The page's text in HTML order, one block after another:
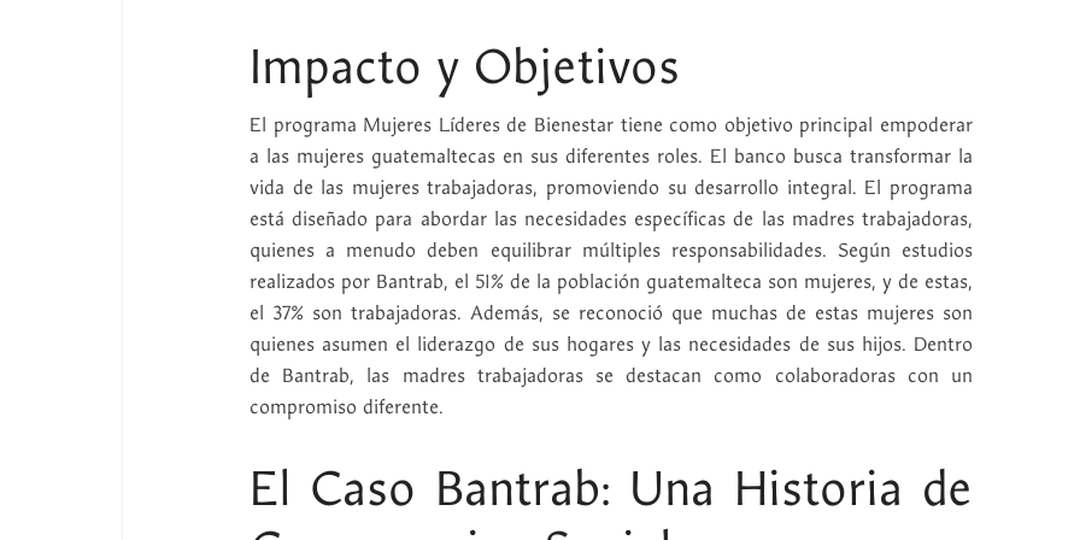
Impacto y Objetivos
El programa Mujeres Líderes de Bienestar tiene como objetivo principal empoderar
a las mujeres guatemaltecas en sus diferentes roles. El banco busca transformar la
vida de las mujeres trabajadoras, promoviendo su desarrollo integral. El programa
está diseñado para abordar las necesidades específicas de las madres trabajadoras,
quienes a menudo deben equilibrar múltiples responsabilidades. Según estudios
realizados por Bantrab, el 51% de la población guatemalteca son mujeres, y de estas,
el 37% son trabajadoras. Además, se reconoció que muchas de estas mujeres son
quienes asumen el liderazgo de sus hogares y las necesidades de sus hijos. Dentro
de Bantrab, las madres trabajadoras se destacan como colaboradoras con un
compromiso diferente.
El Caso Bantrab: Una Historia de